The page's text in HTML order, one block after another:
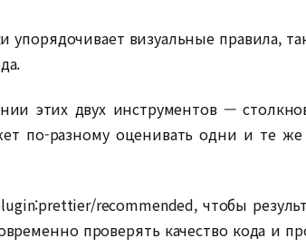
визуальные правила,
этих двух инструментов —
по-разному оценивать одни и те
recommended, чтобы
проверять качество кода и